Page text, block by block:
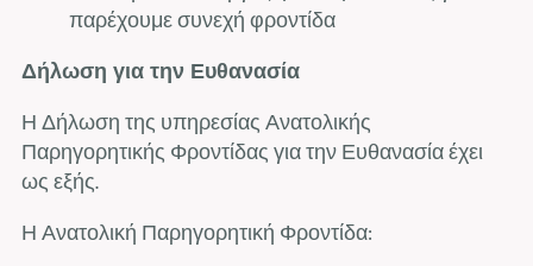
παρέχουμε συνεχή φροντίδα
Δήλωση για την Ευθανασία
Η Δήλωση της υπηρεσίας Ανατολικής
Παρηγορητικής Φροντίδας για την Ευθανασία έχει
ως εξής.
Η Ανατολική Παρηγορητική Φροντίδα: